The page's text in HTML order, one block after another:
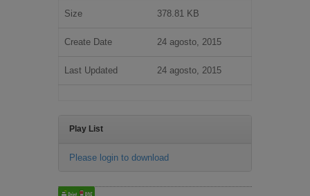
Size 378.81 KB
Create Date 24 agosto, 2015
Last Updated 24 agosto, 2015
Play List
Please login to download